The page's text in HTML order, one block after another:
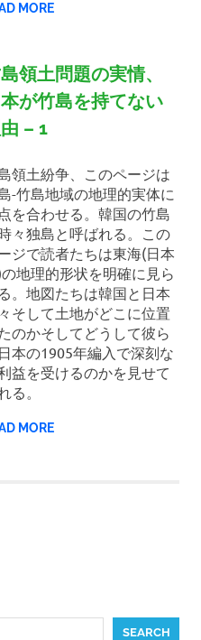
MORE
領土問題の実情、
本が竹島を持てない
– 1
領土紛争、このページは
-竹島地域の地理的実体に
を合わせる。韓国の竹島
々独島と呼ばれる。この
ジで読者たちは東海(日本
地理的形状を明確に見ら
。地図たちは韓国と日本
そして土地がどこに位置
のかそしてどうして彼ら
本の1905年編入で深刻な
益を受けるのかを見せて
る。
MORE
SEARCH